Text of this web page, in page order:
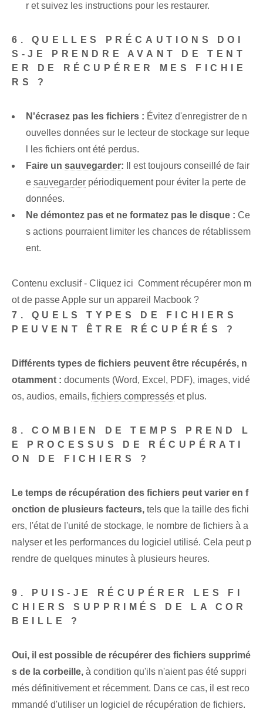
r et suivez les instructions pour les restaurer.
6. QUELLES PRÉCAUTIONS DOI
S-JE PRENDRE AVANT DE TENT
ER DE RÉCUPÉRER MES FICHIE
RS ?
N'écrasez pas les fichiers : Évitez d'enregistrer de n
ouvelles données sur le lecteur de stockage sur leque
l les fichiers ont été perdus.
Faire un sauvegarder: Il est toujours conseillé de fair
e sauvegarder périodiquement pour éviter la perte de
données.
Ne démontez pas et ne formatez pas le disque : Ce
s actions pourraient limiter les chances de rétablissem
ent.
Contenu exclusif - Cliquez ici Comment récupérer mon m
ot de passe Apple sur un appareil Macbook ?
7. QUELS TYPES DE FICHIERS
PEUVENT ÊTRE RÉCUPÉRÉS ?
Différents types de fichiers peuvent être récupérés, n
otamment : documents (Word, Excel, PDF), images, vidé
os, audios, emails, fichiers compressés et plus.
8. COMBIEN DE TEMPS PREND L
E PROCESSUS DE RÉCUPÉRATI
ON DE FICHIERS ?
Le temps de récupération des fichiers peut varier en f
onction de plusieurs facteurs, tels que la taille des fichi
ers, l'état de l'unité de stockage, le nombre de fichiers à a
nalyser et les performances du logiciel utilisé. Cela peut p
rendre de quelques minutes à plusieurs heures.
9. PUIS-JE RÉCUPÉRER LES FI
CHIERS SUPPRIMÉS DE LA COR
BEILLE ?
Oui, il est possible de récupérer des fichiers supprimé
s de la corbeille, à condition qu'ils n'aient pas été suppri
més définitivement et récemment. Dans ce cas, il est reco
mmandé d'utiliser un logiciel de récupération de fichiers.